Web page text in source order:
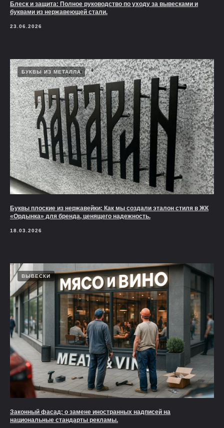
Блеск и защита: Полное руководство по уходу за вывесками и
буквами из нержавеющей стали.
23.06.2026
БУКВЫ ИЗ МЕТАЛЛА
Буквы плоские из нержавейки: Как мы создали эталон стиля в ЖК
«Ордынка» для бренда, ценящего надежность.
18.03.2026
ВЫВЕСКИ
Законный фасад: о замене иностранных надписей на
национальные стандарты рекламы.